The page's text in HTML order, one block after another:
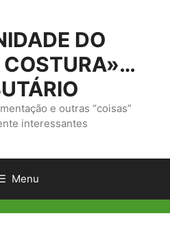
DO
COSTURA»…
e outras “coisas”
interessantes
Menu